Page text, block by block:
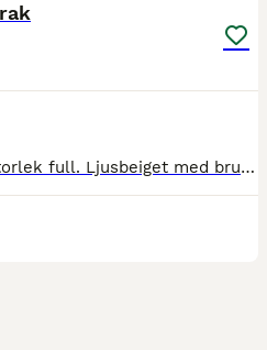
Fint schabrak från Mias i storlek full. Ljusbeiget med brun kant. Lite missfärgat efter sadel men inget som syns vid användning! Säljer av alla saker som blivit kvar efter försäljning av hästen, kol